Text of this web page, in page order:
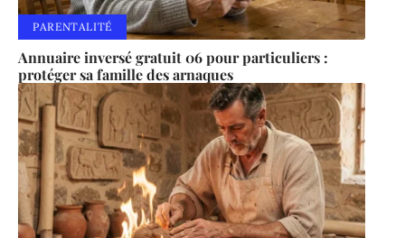
PARENTALITÉ
Annuaire inversé gratuit 06 pour particuliers :
protéger sa famille des arnaques